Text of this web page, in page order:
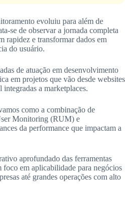
evoluiu para além de
se de observar a jornada completa
rapidez e transformar dados em
do usuário.
de atuação em desenvolvimento
em projetos que vão desde websites
a marketplaces.
como a combinação de
Monitoring (RUM) e
da performance que impactam a
aprofundado das ferramentas
em aplicabilidade para negócios
até grandes operações com alto